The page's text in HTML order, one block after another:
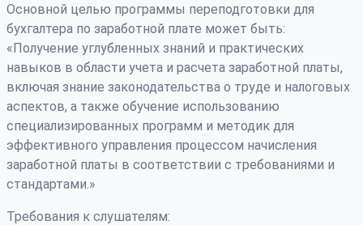
Основной целью программы переподготовки для
бухгалтера по заработной плате может быть:
«Получение углубленных знаний и практических
навыков в области учета и расчета заработной платы,
включая знание законодательства о труде и налоговых
аспектов, а также обучение использованию
специализированных программ и методик для
эффективного управления процессом начисления
заработной платы в соответствии с требованиями и
стандартами.»
Требования к слушателям: